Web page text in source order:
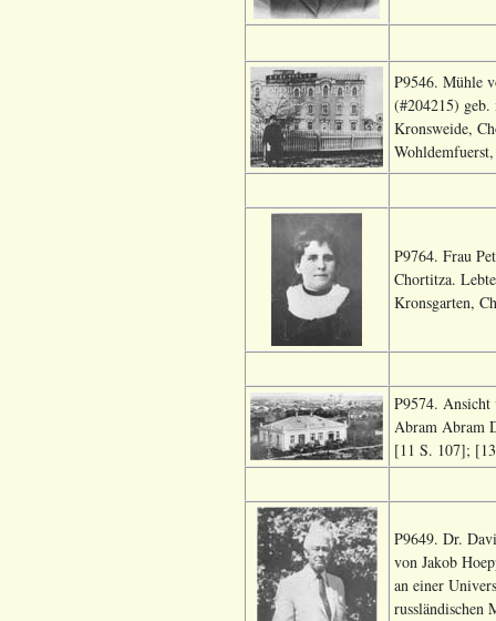
P9546. Mühle
(#204215)
Kronsweide,
P9764. Frau
Chortitza.
Kronsgarten,
P9574. Ansicht
Abram Abram
[11 S. 107];
P9649. Dr.
von Jakob
an einer
russländischen